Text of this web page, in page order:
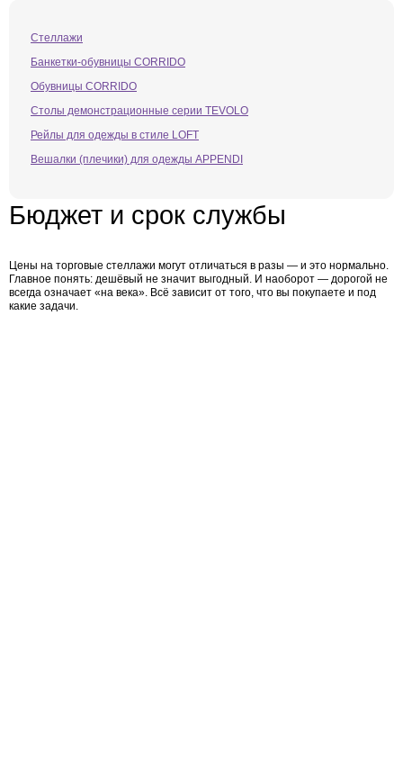
Стеллажи
Банкетки-обувницы CORRIDO
Обувницы CORRIDO
Столы демонстрационные серии TEVOLO
Рейлы для одежды в стиле LOFT
Вешалки (плечики) для одежды APPENDI
Бюджет и срок службы
Цены на торговые стеллажи могут отличаться в разы — и это нормально.
Главное понять: дешёвый не значит выгодный. И наоборот — дорогой не
всегда означает «на века». Всё зависит от того, что вы покупаете и под
какие задачи.